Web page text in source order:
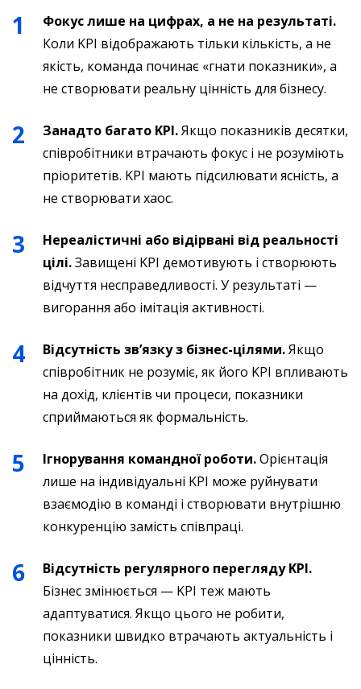
Фокус лише на цифрах, а не на результаті.
Коли KPI відображають тільки кількість, а не
якість, команда починає «гнати показники», а
не створювати реальну цінність для бізнесу.
Занадто багато KPI.Якщо показників десятки,
співробітники втрачають фокус і не розуміють
пріоритетів. KPI мають підсилювати ясність, а
не створювати хаос.
Нереалістичні або відірвані від реальності
цілі.Завищені KPI демотивують і створюють
відчуття несправедливості. У результаті —
вигорання або імітація активності.
Відсутність зв’язку з бізнес-цілями.Якщо
співробітник не розуміє, як його KPI впливають
на дохід, клієнтів чи процеси, показники
сприймаються як формальність.
Ігнорування командної роботи.Орієнтація
лише на індивідуальні KPI може руйнувати
взаємодію в команді і створювати внутрішню
конкуренцію замість співпраці.
Відсутність регулярного перегляду KPI.
Бізнес змінюється — KPI теж мають
адаптуватися. Якщо цього не робити,
показники швидко втрачають актуальність і
цінність.